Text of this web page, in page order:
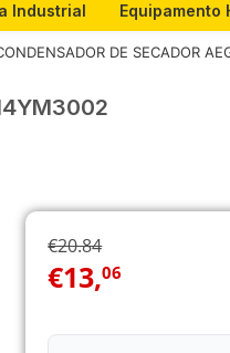
Industrial Equipamento
DE SECADOR
€20.84
€13,06